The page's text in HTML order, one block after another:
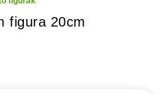
figura 20cm